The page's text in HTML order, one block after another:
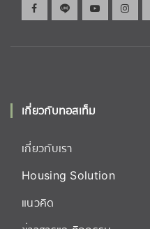
เกี่ยวกับทอสเท็ม
เกี่ยวกับเรา
Housing Solution
แนวคิด